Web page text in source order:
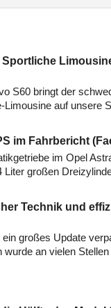
Sportliche
S60 bringt der
auf unsere
im Fahrbericht
im Opel
Liter großen
Technik und
großes Update
an vielen Stellen